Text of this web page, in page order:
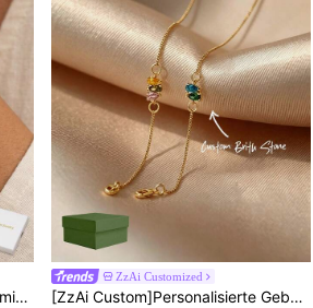
1 Stück personalisiertes herzförmiges Geburtsstein-Armband, Mutter-Tochter-Schmuck, Jahrestagsgeschenk, Geschenk für Mama
ZzAi Customized
[ZzAi Custom]Personalisierte Geburtsteinsstein-Armband, Blatt-Geburtsteinsstein, Hochzeitsarmband, Geburtstagsgeschenk, Brautjungferngeschenk, Mama-Armband, Muttertagsgeschenk für Frauen